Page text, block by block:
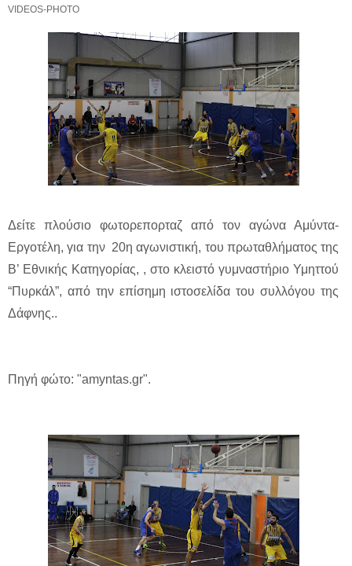
VIDEOS-PHOTO
Δείτε πλούσιο φωτορεπορταζ από τον αγώνα Αμύντα-
Εργοτέλη, για την 20η αγωνιστική, του πρωταθλήματος της
Β’ Εθνικής Κατηγορίας, , στο κλειστό γυμναστήριο Υμηττού
“Πυρκάλ”, από την επίσημη ιστοσελίδα του συλλόγου της
Δάφνης..
Πηγή φώτο: "amyntas.gr".